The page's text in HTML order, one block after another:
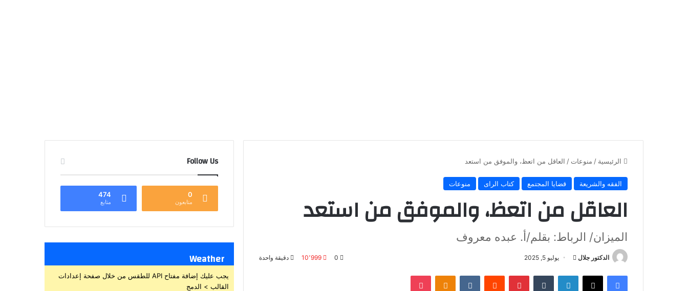
الرئيسية / منوعات / العاقل من اتعظ، والموفق من استعد
الفقه والشريعة قضايا المجتمع كتاب الراى منوعات
العاقل من اتعظ، والموفق من استعد
الميزان/ الرباط: بقلم/أ. عبده معروف
الدكتور جلال
أرسل
إلكترونيا
يوليو 5, 2025 0 10٬999 دقيقة واحدة
فيسبوك X لينكدإن بينتيريست Odnoklassniki
بوكيت
Follow Us
0
متابعون
474
متابع
Weather
يجب عليك إضافة مفتاح API للطقس من خلال صفحة إعدادات
القالب > الدمج